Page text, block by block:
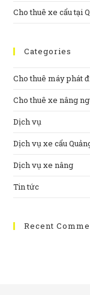
Cho thuê xe cẩu tại
Categories
Cho thuê máy phát
Cho thuê xe nâng
Dịch vụ
Dịch vụ xe cẩu
Dịch vụ xe nâng
Tin tức
Recent